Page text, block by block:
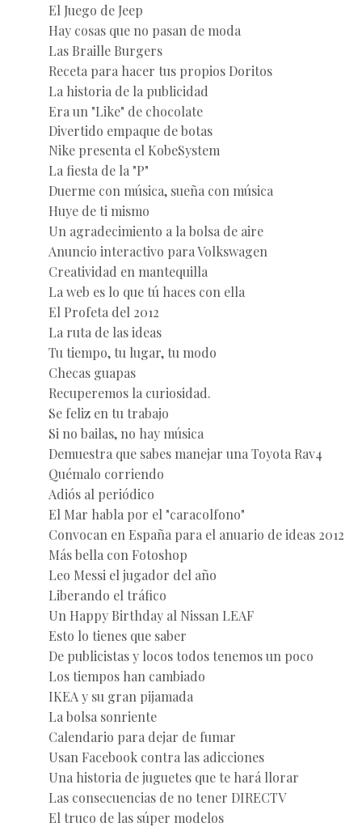
El Juego de Jeep
Hay cosas que no pasan de moda
Las Braille Burgers
Receta para hacer tus propios Doritos
La historia de la publicidad
Era un "Like" de chocolate
Divertido empaque de botas
Nike presenta el KobeSystem
La fiesta de la "P"
Duerme con música, sueña con música
Huye de ti mismo
Un agradecimiento a la bolsa de aire
Anuncio interactivo para Volkswagen
Creatividad en mantequilla
La web es lo que tú haces con ella
El Profeta del 2012
La ruta de las ideas
Tu tiempo, tu lugar, tu modo
Checas guapas
Recuperemos la curiosidad.
Se feliz en tu trabajo
Si no bailas, no hay música
Demuestra que sabes manejar una Toyota Rav4
Quémalo corriendo
Adiós al periódico
El Mar habla por el "caracolfono"
Convocan en España para el anuario de ideas 2012
Más bella con Fotoshop
Leo Messi el jugador del año
Liberando el tráfico
Un Happy Birthday al Nissan LEAF
Esto lo tienes que saber
De publicistas y locos todos tenemos un poco
Los tiempos han cambiado
IKEA y su gran pijamada
La bolsa sonriente
Calendario para dejar de fumar
Usan Facebook contra las adicciones
Una historia de juguetes que te hará llorar
Las consecuencias de no tener DIRECTV
El truco de las súper modelos